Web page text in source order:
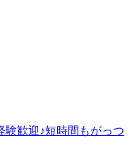
験歓迎♪短時間もがっつ